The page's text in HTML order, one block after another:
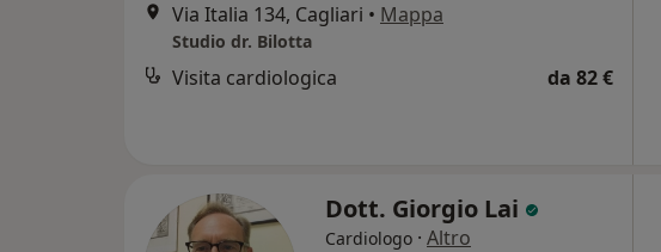
Via Italia 134, Cagliari • Mappa
Studio dr. Bilotta
Visita cardiologica da 82 €
Dott. Giorgio Lai
Cardiologo · Altro